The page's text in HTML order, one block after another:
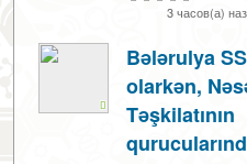
3 часов(а)
Bələrulya
olarkən,
Təşkilatının